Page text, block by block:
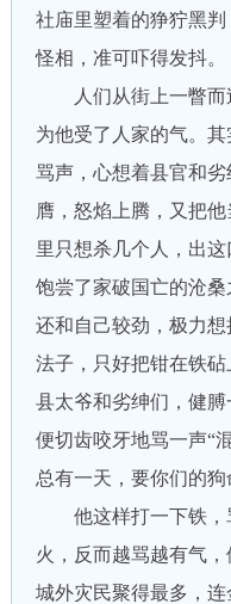
社庙里塑着的狰狞黑
怪相，准可吓得发抖。
人们从街上一瞥而
为他受了人家的气。
骂声，心想着县官和
膺，怒焰上腾，又把
里只想杀几个人，出这
饱尝了家破国亡的沧
还和自己较劲，极力
法子，只好把钳在铁
县太爷和劣绅们，健
便切齿咬牙地骂一声“
总有一天，要你们的狗
他这样打一下铁，
火，反而越骂越有气
城外灾民聚得最多，